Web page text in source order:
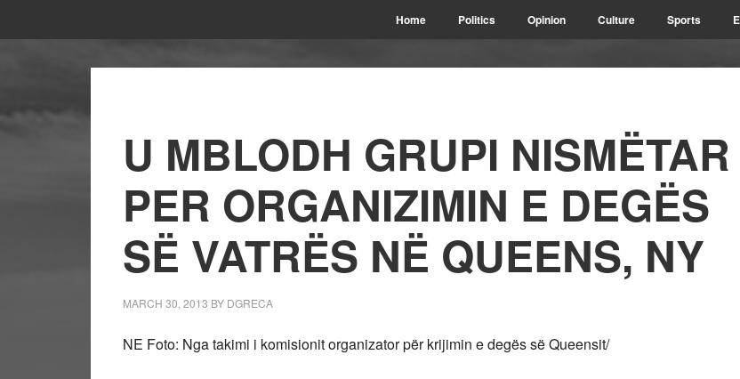
Home Politics Opinion Culture Sports
U MBLODH GRUPI NISMËTAR
PER ORGANIZIMIN E DEGËS
SË VATRËS NË QUEENS, NY
MARCH 30, 2013 BY DGRECA
NE Foto: Nga takimi i komisionit organizator për krijimin e degës së Queensit/